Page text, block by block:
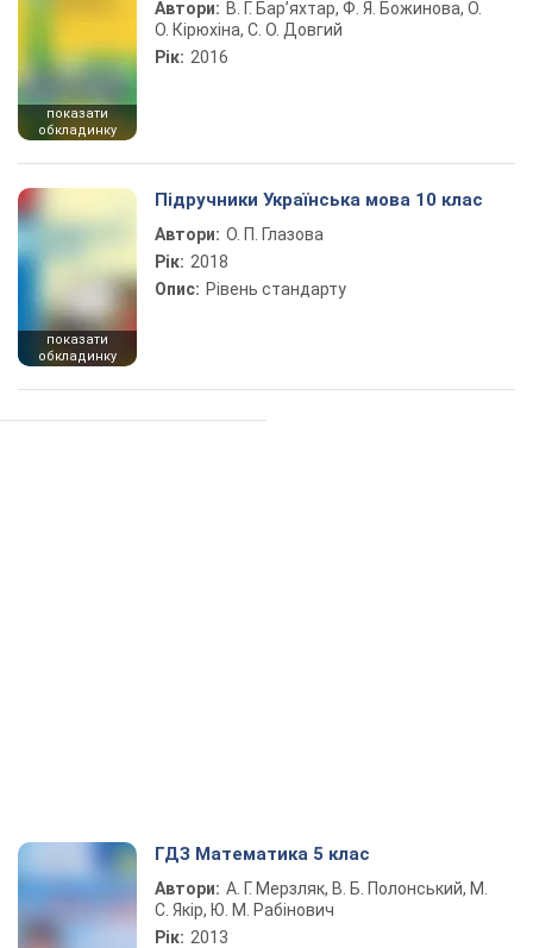
показати
обкладинку
Автори: В. Г. Бар’яхтар, Ф. Я. Божинова, О.
О. Кірюхіна, С. О. Довгий
Рік: 2016
показати
обкладинку
Підручники Українська мова 10 клас
Автори: О. П. Глазова
Рік: 2018
Опис: Рівень стандарту
ГДЗ Математика 5 клас
Автори: А. Г. Мерзляк, В. Б. Полонський, М.
С. Якір, Ю. М. Рабінович
Рік: 2013